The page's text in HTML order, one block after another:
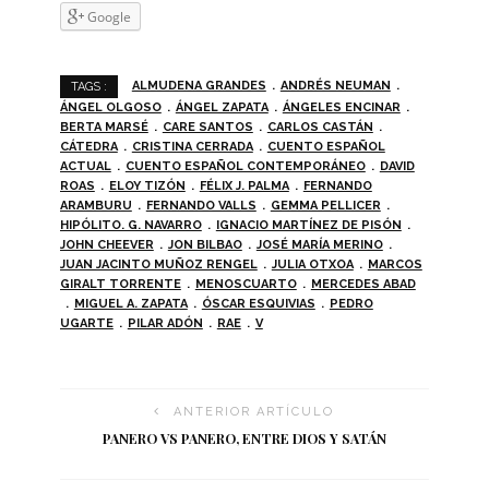
Goo­gle
TAGS : ALMUDENA GRANDES
ANDRÉS NEUMAN
ÁNGEL OLGOSO
ÁNGEL ZAPATA
ÁNGELES ENCINAR
BERTA MARSÉ
CARE SANTOS
CARLOS CASTÁN
CÁTEDRA
CRISTINA CERRADA
CUENTO ESPAÑOL
ACTUAL
CUENTO ESPAÑOL CONTEMPORÁNEO
DAVID
ROAS
ELOY TIZÓN FÉLIX J. PALMA
FERNANDO
ARAMBURU
FERNANDO VALLS
GEMMA PELLICER
HIPÓLITO. G. NAVARRO
IGNACIO MARTÍNEZ DE PISÓN
JOHN CHEEVER
JON BILBAO
JOSÉ MARÍA MERINO
JUAN JACINTO MUÑOZ RENGEL
JULIA OTXOA
MARCOS
GIRALT TORRENTE
MENOSCUARTO
MERCEDES ABAD
MIGUEL A. ZAPATA
ÓSCAR ESQUIVIAS
PEDRO
UGARTE
PILAR ADÓN RAE V
ANTERIOR ARTÍCULO
PANERO VS PANERO, ENTRE DIOS Y SATÁN